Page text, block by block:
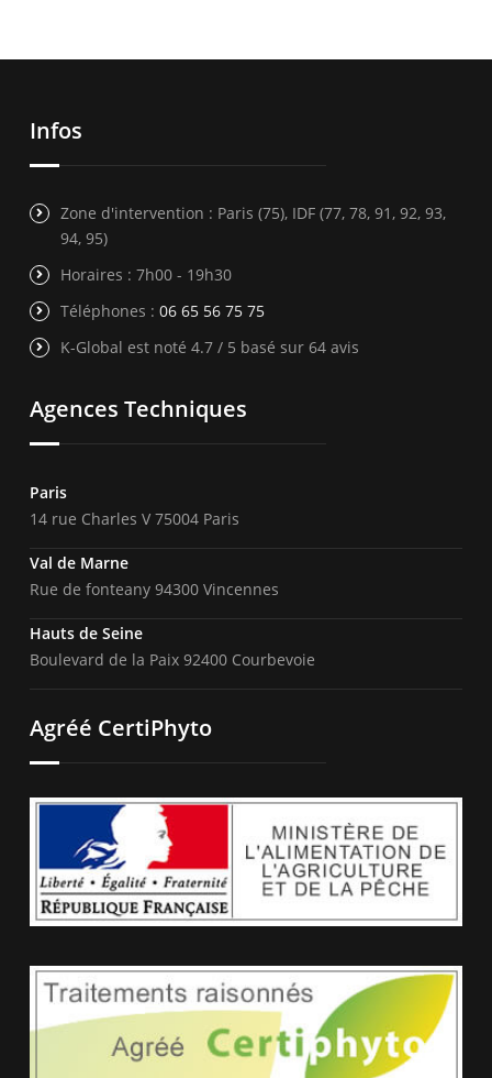
Infos
Zone d'intervention : Paris (75), IDF (77, 78, 91, 92, 93,
94, 95)
Horaires : 7h00 - 19h30
Téléphones : 06 65 56 75 75
K-Global est noté 4.7 / 5 basé sur 64 avis
Agences Techniques
Paris
14 rue Charles V 75004 Paris
Val de Marne
Rue de fonteany 94300 Vincennes
Hauts de Seine
Boulevard de la Paix 92400 Courbevoie
Agréé CertiPhyto